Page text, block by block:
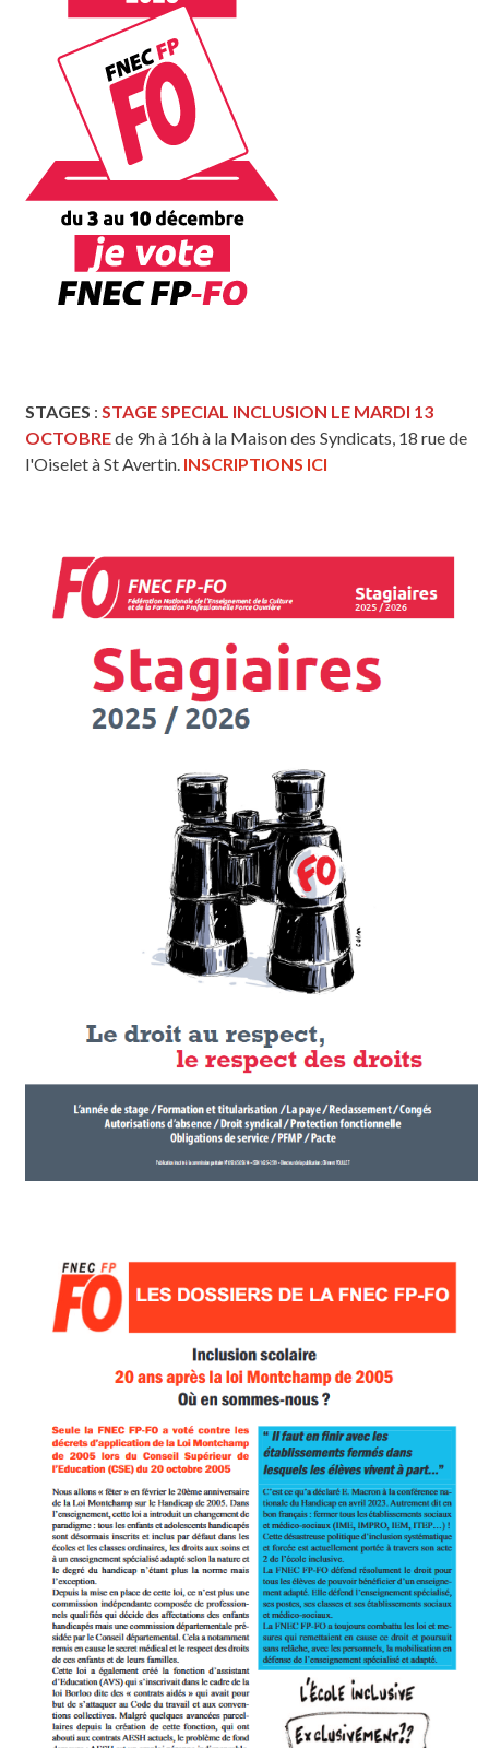
STAGES : STAGE SPECIAL INCLUSION LE MARDI 13
OCTOBREde 9h à 16h à la Maison des Syndicats, 18 rue de
l'Oiselet à St Avertin. INSCRIPTIONS ICI